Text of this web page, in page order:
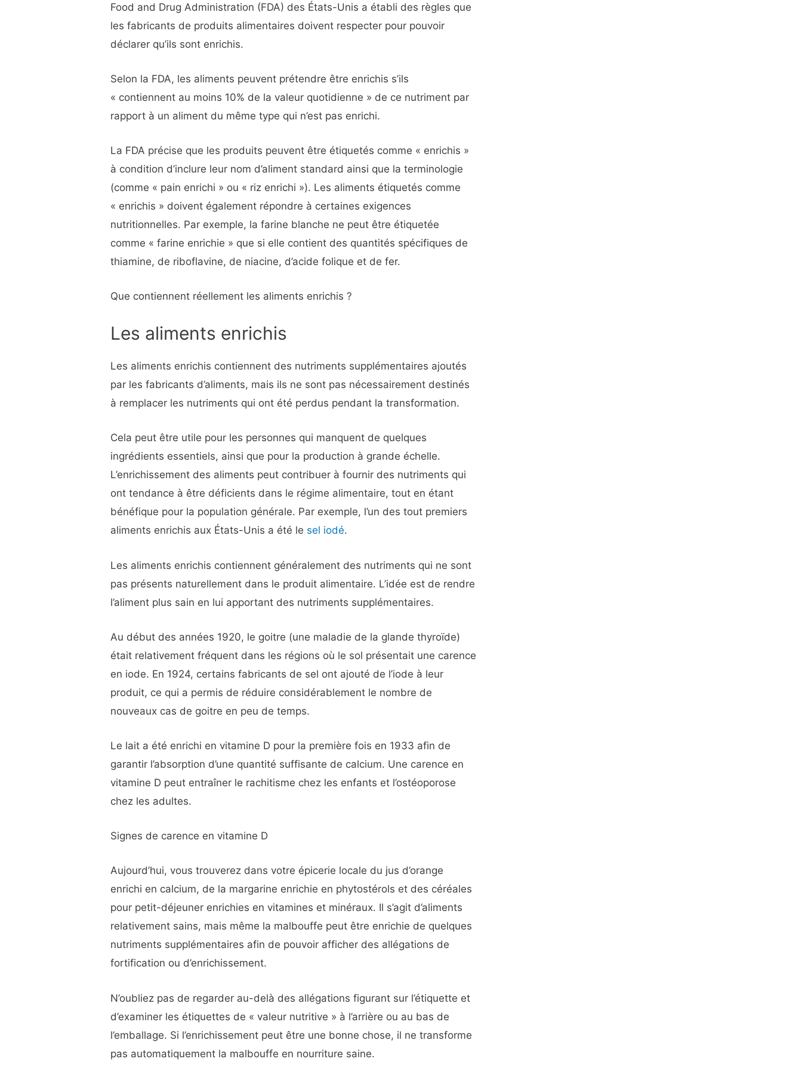
Food and Drug Administration (FDA) des États-Unis a établi des règles que
les fabricants de produits alimentaires doivent respecter pour pouvoir
déclarer qu’ils sont enrichis.
Selon la FDA, les aliments peuvent prétendre être enrichis s’ils
« contiennent au moins 10% de la valeur quotidienne » de ce nutriment par
rapport à un aliment du même type qui n’est pas enrichi.
La FDA précise que les produits peuvent être étiquetés comme « enrichis »
à condition d’inclure leur nom d’aliment standard ainsi que la terminologie
(comme « pain enrichi » ou « riz enrichi »). Les aliments étiquetés comme
« enrichis » doivent également répondre à certaines exigences
nutritionnelles. Par exemple, la farine blanche ne peut être étiquetée
comme « farine enrichie » que si elle contient des quantités spécifiques de
thiamine, de riboflavine, de niacine, d’acide folique et de fer.
Que contiennent réellement les aliments enrichis ?
Les aliments enrichis
Les aliments enrichis contiennent des nutriments supplémentaires ajoutés
par les fabricants d’aliments, mais ils ne sont pas nécessairement destinés
à remplacer les nutriments qui ont été perdus pendant la transformation.
Cela peut être utile pour les personnes qui manquent de quelques
ingrédients essentiels, ainsi que pour la production à grande échelle.
L’enrichissement des aliments peut contribuer à fournir des nutriments qui
ont tendance à être déficients dans le régime alimentaire, tout en étant
bénéfique pour la population générale. Par exemple, l’un des tout premiers
aliments enrichis aux États-Unis a été le sel iodé.
Les aliments enrichis contiennent généralement des nutriments qui ne sont
pas présents naturellement dans le produit alimentaire. L’idée est de rendre
l’aliment plus sain en lui apportant des nutriments supplémentaires.
Au début des années 1920, le goitre (une maladie de la glande thyroïde)
était relativement fréquent dans les régions où le sol présentait une carence
en iode. En 1924, certains fabricants de sel ont ajouté de l’iode à leur
produit, ce qui a permis de réduire considérablement le nombre de
nouveaux cas de goitre en peu de temps.
Le lait a été enrichi en vitamine D pour la première fois en 1933 afin de
garantir l’absorption d’une quantité suffisante de calcium. Une carence en
vitamine D peut entraîner le rachitisme chez les enfants et l’ostéoporose
chez les adultes.
Signes de carence en vitamine D
Aujourd’hui, vous trouverez dans votre épicerie locale du jus d’orange
enrichi en calcium, de la margarine enrichie en phytostérols et des céréales
pour petit-déjeuner enrichies en vitamines et minéraux. Il s’agit d’aliments
relativement sains, mais même la malbouffe peut être enrichie de quelques
nutriments supplémentaires afin de pouvoir afficher des allégations de
fortification ou d’enrichissement.
N’oubliez pas de regarder au-delà des allégations figurant sur l’étiquette et
d’examiner les étiquettes de « valeur nutritive » à l’arrière ou au bas de
l’emballage. Si l’enrichissement peut être une bonne chose, il ne transforme
pas automatiquement la malbouffe en nourriture saine.